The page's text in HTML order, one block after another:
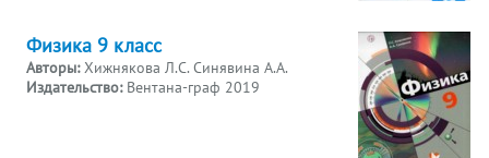
Физика 9 класс
Авторы:Хижнякова Л.С. Синявина А.А.
Издательство: Вентана-граф 2019